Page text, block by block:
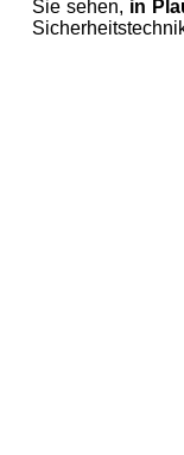
Sie sehen, in